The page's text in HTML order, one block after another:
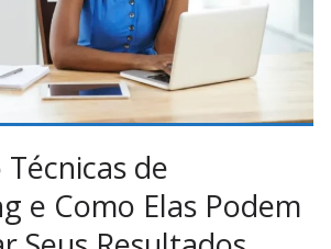
de
e Como Elas Podem